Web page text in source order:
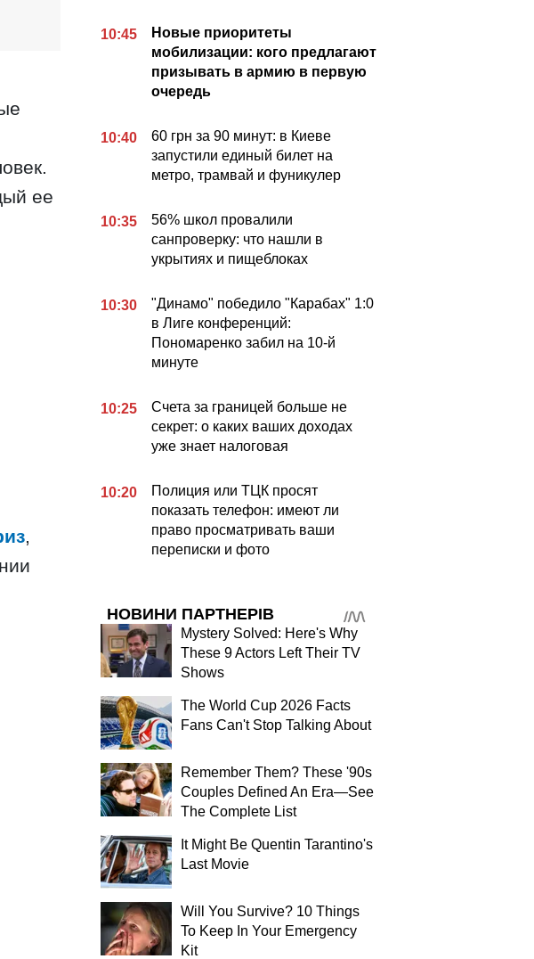
ее
,
10:45
Новые приоритеты
мобилизации: кого предлагают
призывать в армию в первую
очередь
10:40
60 грн за 90 минут: в Киеве
запустили единый билет на
метро, трамвай и фуникулер
10:35
56% школ провалили
санпроверку: что нашли в
укрытиях и пищеблоках
10:30
"Динамо" победило "Карабах" 1:0
в Лиге конференций:
Пономаренко забил на 10-й
минуте
10:25
Счета за границей больше не
секрет: о каких ваших доходах
уже знает налоговая
10:20
Полиция или ТЦК просят
показать телефон: имеют ли
право просматривать ваши
переписки и фото
НОВИНИ ПАРТНЕРІВ
Mystery Solved: Here's Why
These 9 Actors Left Their TV
Shows
The World Cup 2026 Facts
Fans Can't Stop Talking About
Remember Them? These '90s
Couples Defined An Era—See
The Complete List
It Might Be Quentin Tarantino's
Last Movie
Will You Survive? 10 Things
To Keep In Your Emergency
Kit